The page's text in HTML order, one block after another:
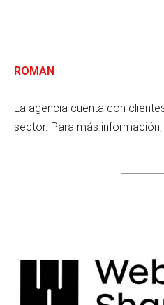
ROMAN
La agencia cuenta con
sector. Para más